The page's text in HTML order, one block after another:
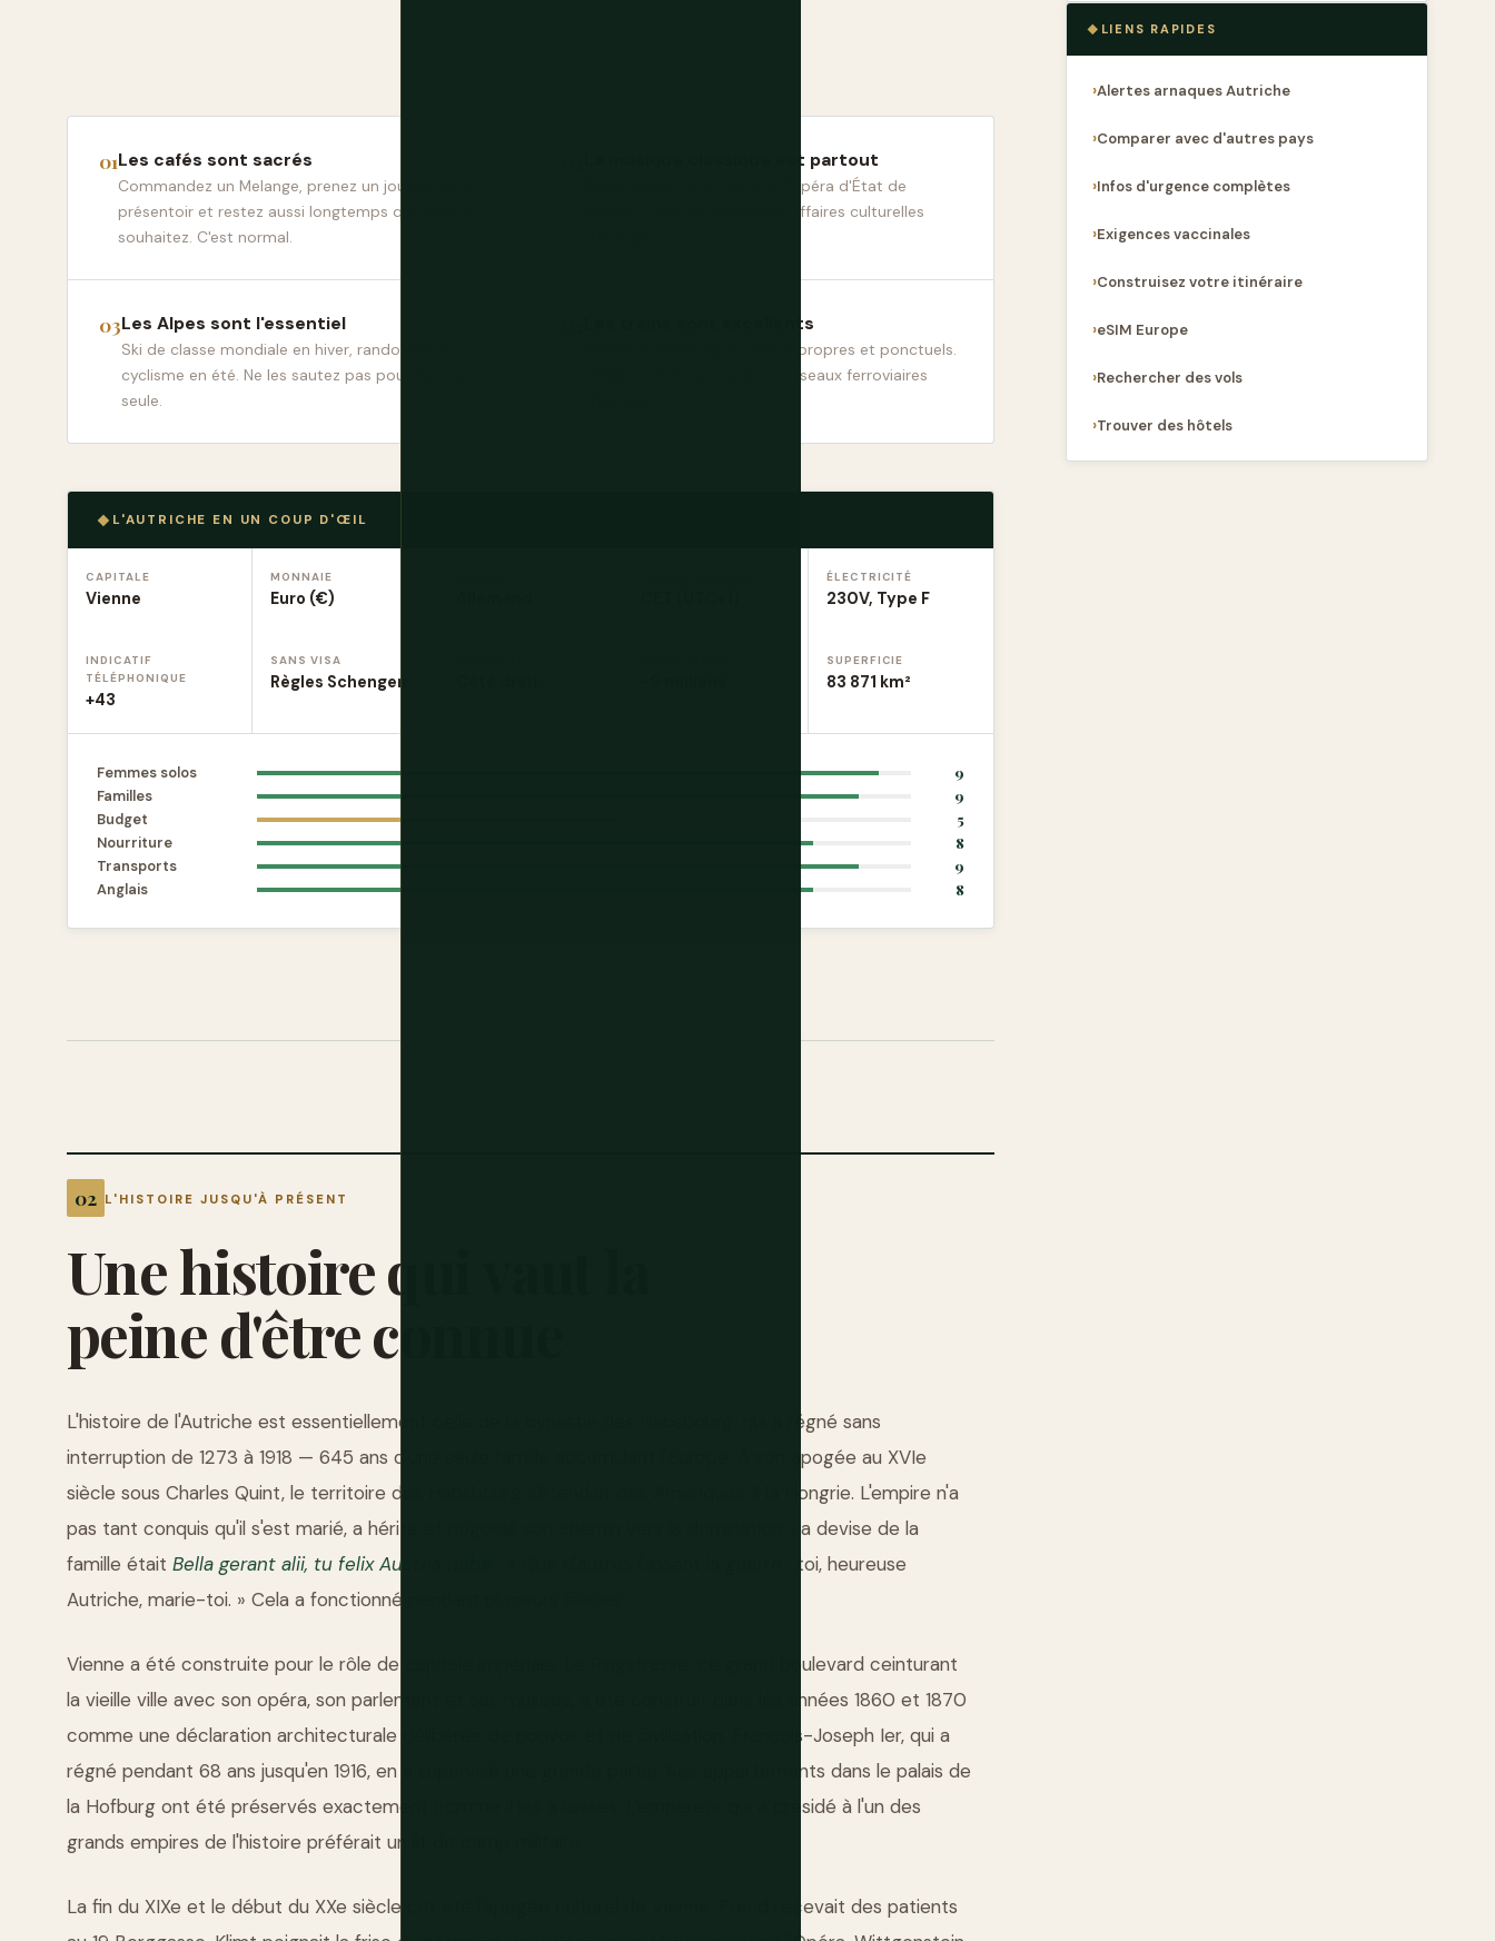
Les cafés sont sacrés
Commandez un Melange, prenez un journal sur le
présentoir et restez aussi longtemps que vous le
souhaitez. C'est normal.
La musique classique est partout
Billets debout à 15–30 € à l'Opéra d'État de
Vienne. L'une des meilleures affaires culturelles
Les Alpes sont l'essentiel
Ski de classe mondiale en hiver, randonnée et
cyclisme en été. Ne les sautez pas pour Vienne
seule.
Les trains sont excellents
Vienne à Salzbourg en 2h45, propres et ponctuels.
L'OBB est l'un des meilleurs réseaux ferroviaires
L'AUTRICHE EN UN COUP D'ŒIL
CAPITALE
Vienne
MONNAIE
Euro (€)
ÉLECTRICITÉ
230V, Type F
INDICATIF
TÉLÉPHONIQUE
+43
SANS VISA
Règles Schengen
SUPERFICIE
83 871 km²
Femmes solos
9
Familles
9
Budget
5
Nourriture
8
Transports
9
Anglais
8
L'HISTOIRE JUSQU'À PRÉSENT
Unehistoirequi
peined'êtreconnue
L'histoire de l'Autriche est essentiellement celle de la dynastie des Habsbourg, qui a régné sans
interruption de 1273 à 1918 — 645 ans d'une seule famille accumulant l'Europe. À son apogée au XVIe
siècle sous Charles Quint, le territoire des Habsbourg s'étendait des Amériques à la Hongrie. L'empire n'a
pas tant conquis qu'il s'est marié, a hérité et négocié son chemin vers la domination. La devise de la
famille était Bella gerant alii, tu felix Austria nube
: « Que d'autres fassent la guerre ; toi, heureuse
Autriche, marie-toi. » Cela a fonctionné pendant plusieurs siècles.
Vienne a été construite pour le rôle de capitale impériale. Le Ringstrasse, ce grand boulevard ceinturant
la vieille ville avec son opéra, son parlement et ses musées, a été construit dans les années 1860 et 1870
comme une déclaration architecturale délibérée de pouvoir et de civilisation. François-Joseph Ier, qui a
régné pendant 68 ans jusqu'en 1916, en a supervisé une grande partie. Ses appartements dans le palais de
la Hofburg ont été préservés exactement comme il les a laissés. L'empereur qui a présidé à l'un des
grands empires de l'histoire préférait un lit de camp militaire.
La fin du XIXe et le début du XXe siècle ont été l'apogée culturel de Vienne. Freud recevait des patients
LIENS RAPIDES
Alertes arnaques Autriche
Comparer avec d'autres pays
Infos d'urgence complètes
Exigences vaccinales
Construisez votre itinéraire
eSIM Europe
Rechercher des vols
Trouver des hôtels